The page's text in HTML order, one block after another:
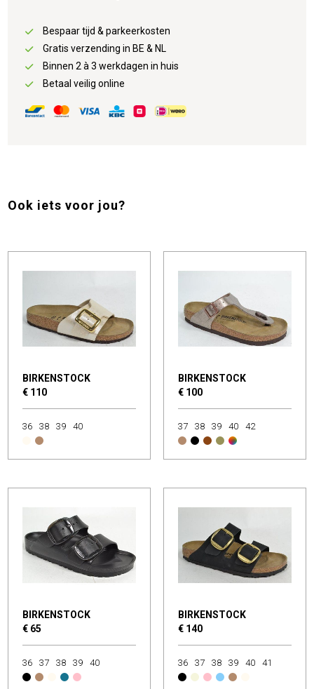
Bespaar tijd & parkeerkosten
Gratis verzending in BE & NL
Binnen 2 à 3 werkdagen in huis
Betaal veilig online
Ook iets voor jou?
BIRKENSTOCK
€ 110
36 38 39 40
BIRKENSTOCK
€ 100
37 38 39 40 42
BIRKENSTOCK
€ 65
36 37 38 39 40
BIRKENSTOCK
€ 140
36 37 38 39 40 41